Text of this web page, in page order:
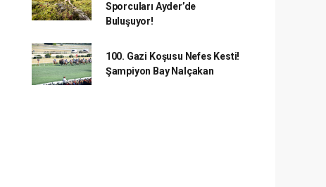
Sporcuları Ayder’de
Buluşuyor!
100. Gazi Koşusu Nefes Kesti!
Şampiyon Bay Nalçakan